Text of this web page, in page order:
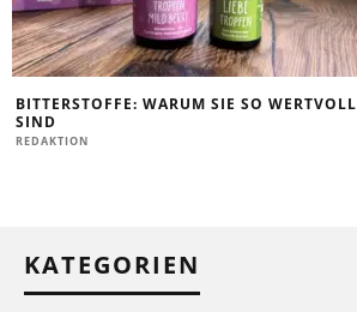
BITTERSTOFFE: WARUM SIE SO WERTVOLL
SIND
REDAKTION
KATEGORIEN